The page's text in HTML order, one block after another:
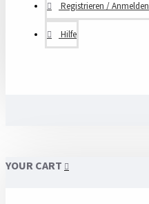
Registrieren / Anmelden
Hilfe
YOUR CART